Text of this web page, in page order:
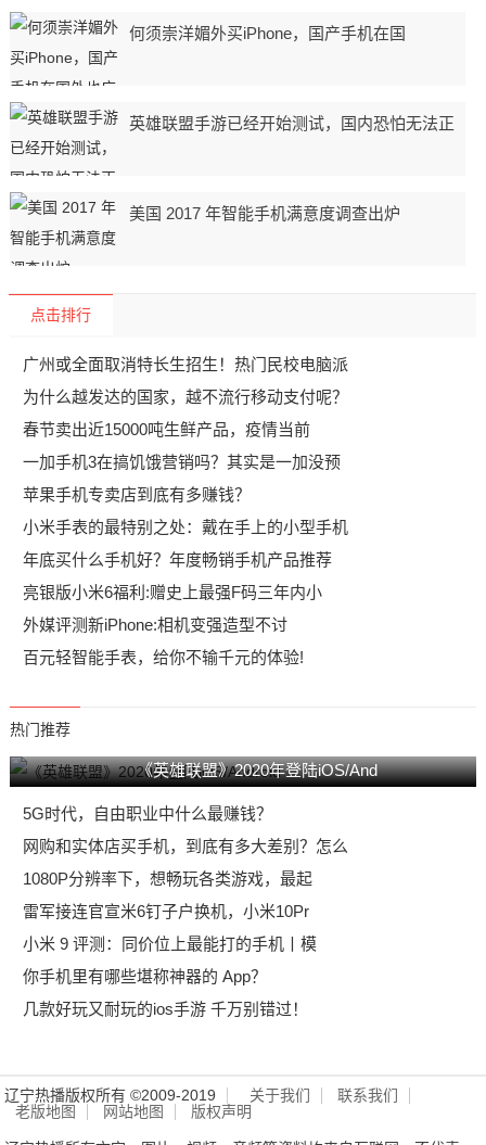
何须崇洋媚外买iPhone，国产手机在国
英雄联盟手游已经开始测试，国内恐怕无法正
美国 2017 年智能手机满意度调查出炉
点击排行
广州或全面取消特长生招生！热门民校电脑派
为什么越发达的国家，越不流行移动支付呢？
春节卖出近15000吨生鲜产品，疫情当前
一加手机3在搞饥饿营销吗？其实是一加没预
苹果手机专卖店到底有多赚钱？
小米手表的最特别之处：戴在手上的小型手机
年底买什么手机好？年度畅销手机产品推荐
亮银版小米6福利:赠史上最强F码三年内小
外媒评测新iPhone:相机变强造型不讨
百元轻智能手表，给你不输千元的体验!
热门推荐
《英雄联盟》2020年登陆iOS/And
5G时代，自由职业中什么最赚钱？
网购和实体店买手机，到底有多大差别？怎么
1080P分辨率下，想畅玩各类游戏，最起
雷军接连官宣米6钉子户换机，小米10Pr
小米 9 评测：同价位上最能打的手机丨模
你手机里有哪些堪称神器的 App？
几款好玩又耐玩的ios手游 千万别错过！
辽宁热播版权所有 ©2009-2019 关于我们
联系我们
老版地图
网站地图 版权声明